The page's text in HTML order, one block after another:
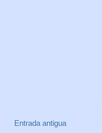
Entrada antigua